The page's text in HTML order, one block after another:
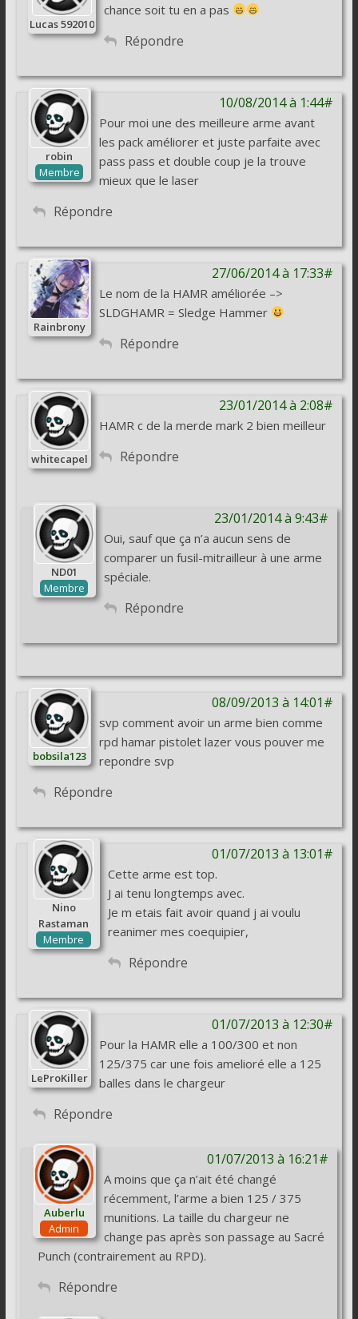
Lucas 592010
chance soit tu en a pas
Répondre
10/08/2014 à 1:44#
robin
Membre
Pour moi une des meilleure arme avant
les pack améliorer et juste parfaite avec
pass pass et double coup je la trouve
mieux que le laser
Répondre
27/06/2014 à 17:33#
Rainbrony
Le nom de la HAMR améliorée –>
SLDGHAMR = Sledge Hammer
Répondre
23/01/2014 à 2:08#
whitecapel
HAMR c de la merde mark 2 bien meilleur
Répondre
23/01/2014 à 9:43#
ND01
Membre
Oui, sauf que ça n’a aucun sens de
comparer un fusil-mitrailleur à une arme
spéciale.
Répondre
08/09/2013 à 14:01#
bobsila123
svp comment avoir un arme bien comme
rpd hamar pistolet lazer vous pouver me
repondre svp
Répondre
01/07/2013 à 13:01#
Nino
Rastaman
Membre
Cette arme est top.
J ai tenu longtemps avec.
Je m etais fait avoir quand j ai voulu
reanimer mes coequipier,
Répondre
01/07/2013 à 12:30#
LeProKiller
Pour la HAMR elle a 100/300 et non
125/375 car une fois amelioré elle a 125
balles dans le chargeur
Répondre
01/07/2013 à 16:21#
Auberlu
Admin
A moins que ça n’ait été changé
récemment, l’arme a bien 125 / 375
munitions. La taille du chargeur ne
change pas après son passage au Sacré
Punch (contrairement au RPD).
Répondre